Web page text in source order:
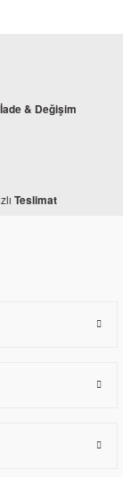
İade & Değişim
Teslimat